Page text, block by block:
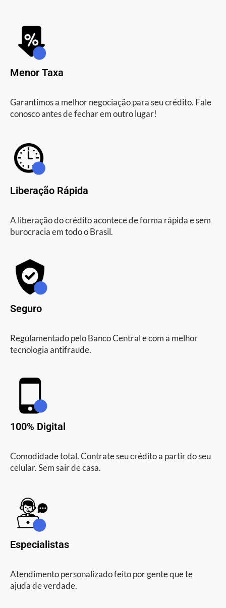
Menor Taxa
Garantimos a melhor negociação para seu crédito. Fale
conosco antes de fechar em outro lugar!
Liberação Rápida
A liberação do crédito acontece de forma rápida e sem
burocracia em todo o Brasil.
Seguro
Regulamentado pelo Banco Central e com a melhor
tecnologia antifraude.
100% Digital
Comodidade total. Contrate seu crédito a partir do seu
celular. Sem sair de casa.
Especialistas
Atendimento personalizado feito por gente que te
ajuda de verdade.